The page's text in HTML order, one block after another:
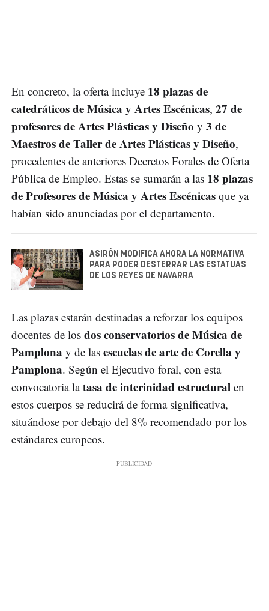
En concreto, la oferta incluye 18 plazas de
catedráticos de Música y Artes Escénicas, 27 de
profesores de Artes Plásticas y Diseño y 3 de
Maestros de Taller de Artes Plásticas y Diseño,
procedentes de anteriores Decretos Forales de Oferta
Pública de Empleo. Estas se sumarán a las 18 plazas
de Profesores de Música y Artes Escénicas que ya
habían sido anunciadas por el departamento.
ASIRÓN MODIFICA AHORA LA NORMATIVA
PARA PODER DESTERRAR LAS ESTATUAS
DE LOS REYES DE NAVARRA
Las plazas estarán destinadas a reforzar los equipos
docentes de los dos conservatorios de Música de
Pamplona y de las escuelas de arte de Corella y
Pamplona. Según el Ejecutivo foral, con esta
convocatoria latasa de interinidad estructural en
estos cuerpos se reducirá de forma significativa,
situándose por debajo del 8% recomendado por los
estándares europeos.